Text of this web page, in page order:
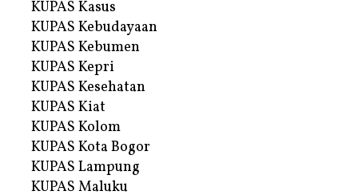
KUPAS Kasus
KUPAS Kebudayaan
KUPAS Kebumen
KUPAS Kepri
KUPAS Kesehatan
KUPAS Kiat
KUPAS Kolom
KUPAS Kota Bogor
KUPAS Lampung
KUPAS Maluku